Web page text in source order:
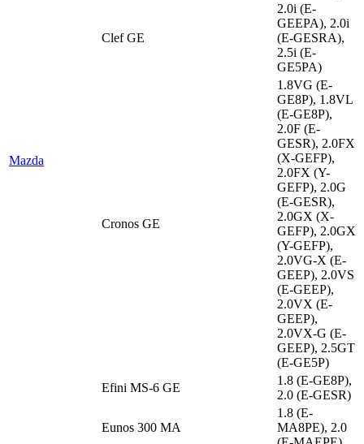
Mazda
Clef GE
2.0i (E-
GEEPA), 2.0i
(E-GESRA),
2.5i (E-
GE5PA)
Cronos GE
1.8VG (E-
GE8P), 1.8VL
(E-GE8P),
2.0F (E-
GESR), 2.0FX
(X-GEFP),
2.0FX (Y-
GEFP), 2.0G
(E-GESR),
2.0GX (X-
GEFP), 2.0GX
(Y-GEFP),
2.0VG-X (E-
GEEP), 2.0VS
(E-GEEP),
2.0VX (E-
GEEP),
2.0VX-G (E-
GEEP), 2.5GT
(E-GE5P)
Efini MS-6 GE
1.8 (E-GE8P),
2.0 (E-GESR)
Eunos 300 MA
1.8 (E-
MA8PE), 2.0